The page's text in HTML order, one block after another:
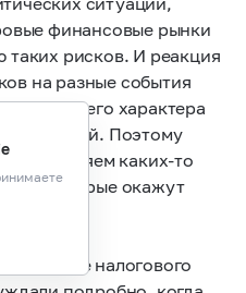
финансовые рынки
таких рисков. И реакция
на разные события
внешнего характера
Поэтому
не выделяем каких-то
которые окажут
налогового